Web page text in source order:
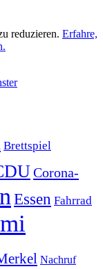
reduzieren. Erfahre,
Brettspiel
Corona-
Essen Fahrrad
Nachruf